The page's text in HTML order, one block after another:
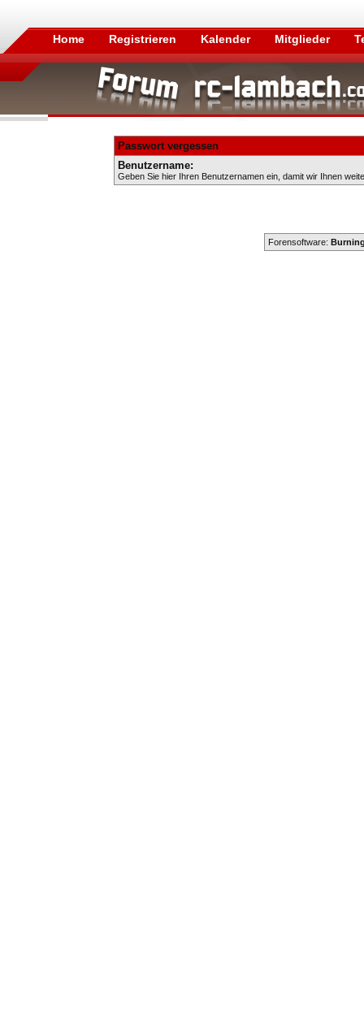
Home Registrieren Kalender Mitglieder
Passwort vergessen
Benutzername:
Geben Sie hier Ihren Benutzernamen ein, damit wir Ihnen
Forensoftware: